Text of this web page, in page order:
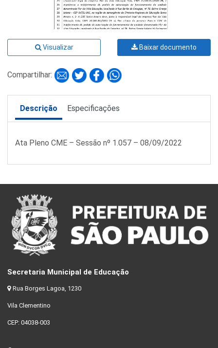
Visualizar Baixar documento
Compartilhar:
Descrição Especificações
Ata Pleno CME – Sessão nº 1.057 – 08/09/2022
Secretaria Municipal de Educação
Rua Borges Lagoa, 1230
Vila Clementino
CEP: 04038-003